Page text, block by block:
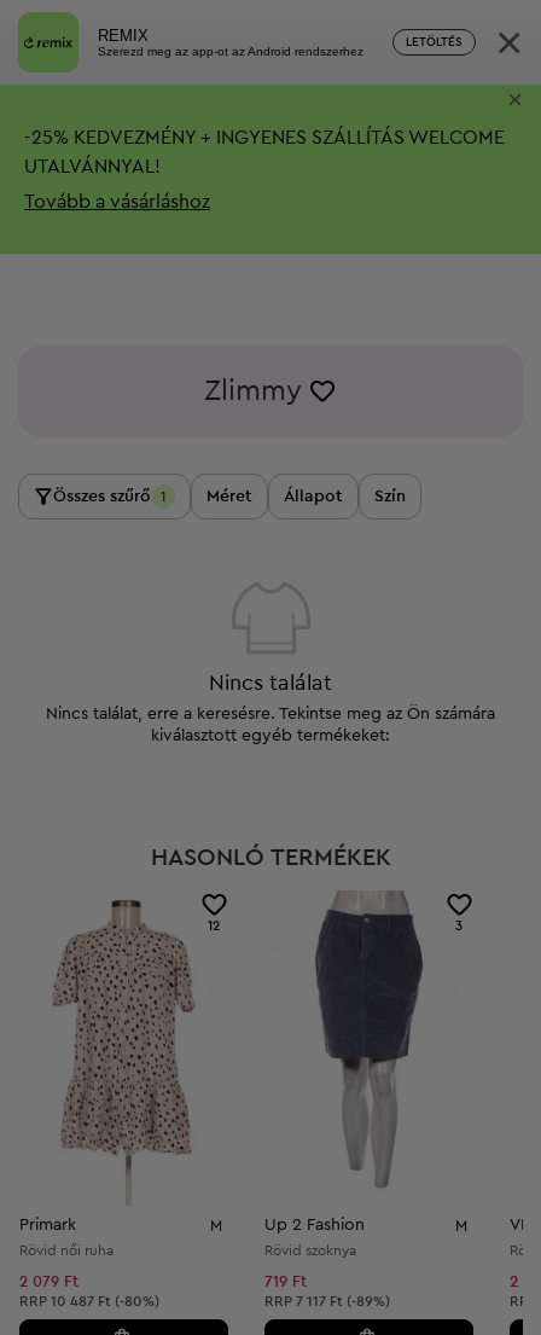
REMIX
Szerezd meg az app-ot az Android rendszerhez
LETÖLTÉS ×
-25% KEDVEZMÉNY + INGYENES SZÁLLÍTÁS WELCOME
UTALVÁNNYAL!
Tovább a vásárláshoz
×
Zlimmy
Összes szűrő 1 Méret Állapot Szín
Nincs találat
Nincs találat, erre a keresésre. Tekintse meg az Ön számára
kiválasztott egyéb termékeket:
HASONLÓ TERMÉKEK
12
Primark M
Rövid női ruha
2 079 Ft
Ajánlott ár:
RRP 10 487 Ft (-80%)
3
Up 2 Fashion M
Rövid szoknya
719 Ft
Ajánlott ár:
RRP 7 117 Ft (-89%)
2
RRP